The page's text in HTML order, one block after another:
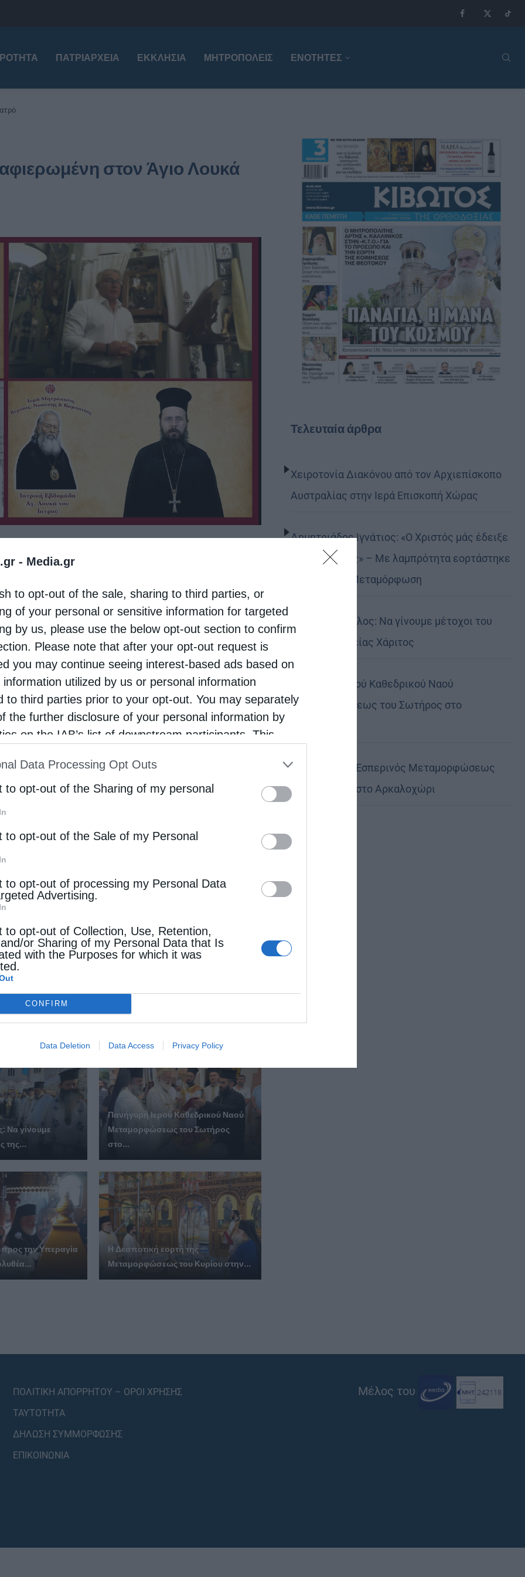
- Media.gr
to opt-out of the sale, sharing to third parties, or
of your personal or sensitive information for targeted
by us, please use the below opt-out section to confirm
Please note that after your opt-out request is
you may continue seeing interest-based ads based on
information utilized by us or personal information
to third parties prior to your opt-out. You may separately
the further disclosure of your personal information by
on the IAB’s list of downstream participants. This
of Downstream Participantsthat may further disclose it to
parties.
Data Processing Opt Outs
to opt-out of the Sharing of my personal
to opt-out of the Sale of my Personal
to opt-out of processing my Personal Data
Advertising.
to opt-out of Collection, Use, Retention,
or Sharing of my Personal Data that Is
with the Purposes for which it was
CONFIRM
Data Deletion Data Access Privacy Policy
ΠΑΤΡΙΑΡΧΕΊΑ ΕΚΚΛΗΣΊΑ ΜΗΤΡΟΠΌΛΕΙΣ ΕΝΟΤΗΤΕΣ
στον Άγιο Λουκά
το Σάββατο 5 Ιουνίου 2021, άρχισε η
στον Άγιο Λουκά τον Ιατρό.
Βεροίας κ. Παντελεήμων.
κ. Παναγιωτάκης, ο οποίος ανέπτυξε το θέμα:
ενώ την εκδήλωση παρουσίασε ο
Χαλδαιόπουλος.
Ιατρό» ξεκίνησε φέτος με τις λατρευτικές
του Αγίου Λουκά από την Συμφερούπολη
στις 29 Μαΐου και θα ολοκληρωθεί με τις
του Αγίου στις 11 Ιουνίου.
Άγιο Ιατρό Λουκά, Αρχιεπίσκοπο
Επόμενο άρθρο
ΕΠΙΣΗΣ
Να γίνουμε
της...
Πανήγυρη Ιερού Καθεδρικού Ναού
Μεταμορφώσεως του Σωτήρος
στο...
την Υπεραγία
Η Δεσποτική εορτή της
Μεταμορφώσεως του Κυρίου στην...
Τελευταία άρθρα
Χειροτονία Διακόνου από τον Αρχιεπίσκοπο
Αυστραλίας στην Ιερά Επισκοπή Χώρας
Δημητριάδος Ιγνάτιος: «Ο Χριστός μάς έδειξε
το μέλλον μας» – Με λαμπρότητα εορτάστηκε
στον Βόλο η Μεταμόρφωση
Κορίνθου Παύλος: Να γίνουμε μέτοχοι του
φωτός της Θείας Χάριτος
Πανήγυρη Ιερού Καθεδρικού Ναού
Μεταμορφώσεως του Σωτήρος στο
Πανηγυρικός Εσπερινός Μεταμορφώσεως
του Σωτήρος στο Αρκαλοχώρι
ΠΟΛΙΤΙΚΗ ΑΠΟΡΡΗΤΟΥ – ΟΡΟΙ ΧΡΗΣΗΣ
ΤΑΥΤΟΤΗΤΑ
ΔΗΛΩΣΗ ΣΥΜΜΟΡΦΩΣΗΣ
ΕΠΙΚΟΙΝΩΝΙΑ
Μέλος του